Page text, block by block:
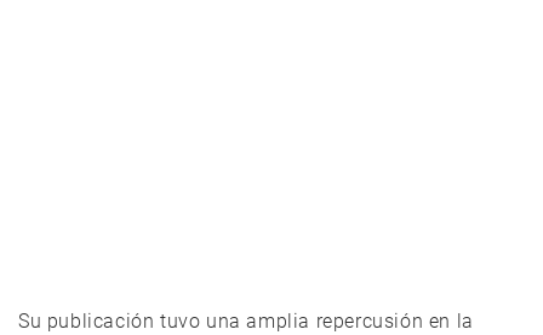
Su publicación tuvo una amplia repercusión en la